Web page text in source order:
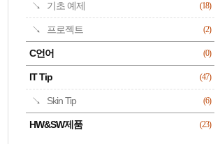
기초 예제 (18)
프로젝트 (2)
C언어 (0)
IT Tip (47)
Skin Tip (6)
HW&SW제품 (23)